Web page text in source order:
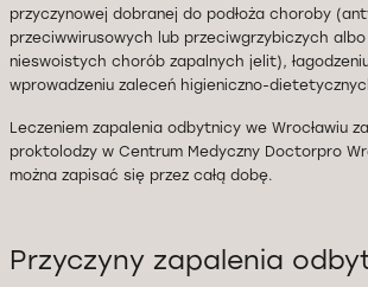
przyczynowej dobranej do podłoża choroby
przeciwwirusowych lub przeciwgrzybiczych albo
nieswoistych chorób zapalnych jelit),
wprowadzeniu zaleceń higieniczno-
Leczeniem zapalenia odbytnicy we Wrocławiu
proktolodzy w Centrum Medyczny Doctorpro
można zapisać się przez całą dobę.
Przyczyny zapalenia